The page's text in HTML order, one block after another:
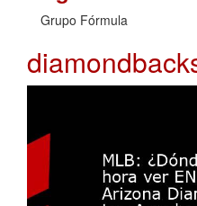
Grupo Fórmula